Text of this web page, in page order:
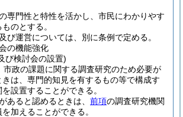
専門性と特性を活かし、市民にわかりやす
のとする。
び運営については、別に条例で定める。
の機能強化
び検討会の設置)
市政の課題に関する調査研究のため必要が
は、専門的知見を有するもの等で構成す
設置することができる。
あると認めるときは、 前項の調査研究機関
加えることができる。